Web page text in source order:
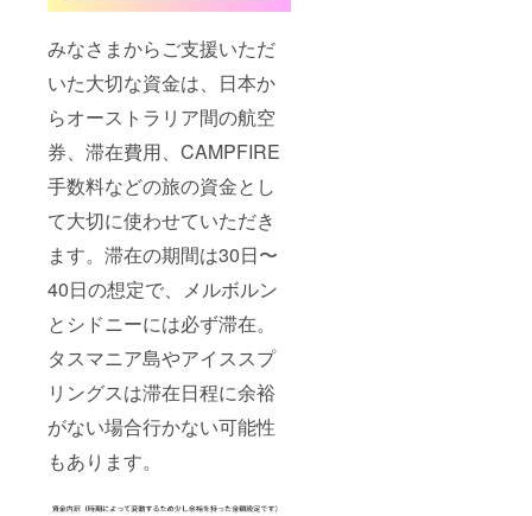
みなさまからご支援いただ
いた大切な資金は、日本か
らオーストラリア間の航空
券、滞在費用、CAMPFIRE
手数料などの旅の資金とし
て大切に使わせていただき
ます。滞在の期間は30日〜
40日の想定で、メルボルン
とシドニーには必ず滞在。
タスマニア島やアイススプ
リングスは滞在日程に余裕
がない場合行かない可能性
もあります。